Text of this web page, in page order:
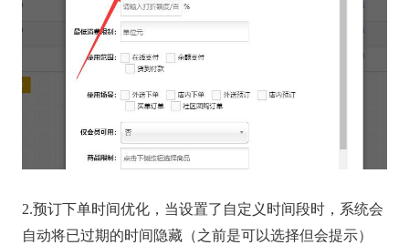
2.预订下单时间优化，当设置了自定义时间段时，系统会
自动将已过期的时间隐藏（之前是可以选择但会提示）